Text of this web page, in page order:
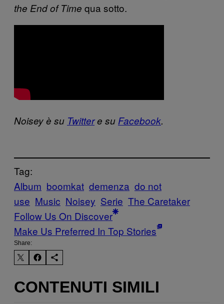
the End of Time qua sotto.
​Noisey è su Twitter​ e su Facebook​.​
Tag:
Album boomkat demenza do not
use Music Noisey Serie The Caretaker
Follow Us On Discover
Make Us Preferred In Top Stories
Share:
CONTENUTI SIMILI